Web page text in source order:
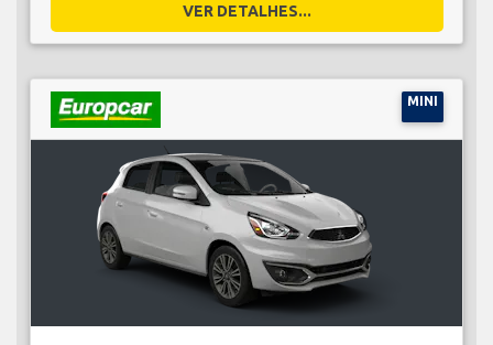
VER DETALHES...
MINI